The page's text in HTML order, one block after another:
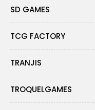
SD GAMES
TCG FACTORY
TRANJIS
TROQUELGAMES